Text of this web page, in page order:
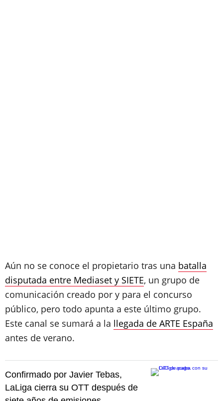
Aún no se conoce el propietario tras una batalla
disputada entre Mediaset y SIETE, un grupo de
comunicación creado por y para el concurso
público, pero todo apunta a este último grupo.
Este canal se sumará a la llegada de ARTE España
antes de verano.
Confirmado por Javier Tebas,
LaLiga cierra su OTT después de